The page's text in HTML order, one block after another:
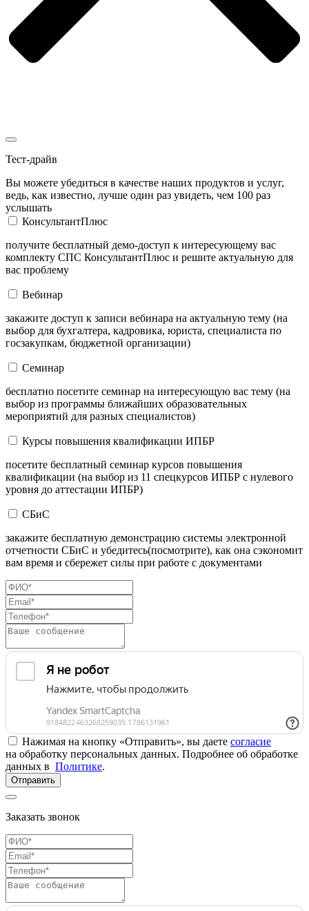
Тест-драйв
Вы можете убедиться в качестве наших продуктов и услуг,
ведь, как известно, лучше один раз увидеть, чем 100 раз
услышать
КонсультантПлюс
получите бесплатный демо-доступ к интересующему вас
комплекту СПС КонсультантПлюс и решите актуальную для
вас проблему
Вебинар
закажите доступ к записи вебинара на актуальную тему (на
выбор для бухгалтера, кадровика, юриста, специалиста по
госзакупкам, бюджетной организации)
Семинар
бесплатно посетите семинар на интересующую вас тему (на
выбор из программы ближайших образовательных
мероприятий для разных специалистов)
Курсы повышения квалификации ИПБР
посетите бесплатный семинар курсов повышения
квалификации (на выбор из 11 спецкурсов ИПБР с нулевого
уровня до аттестации ИПБР)
СБиС
закажите бесплатную демонстрацию системы электронной
отчетности СБиС и убедитесь(посмотрите), как она сэкономит
вам время и сбережет силы при работе с документами
Нажимая на кнопку «Отправить», вы даете согласие
на обработку персональных данных. Подробнее об обработке
данных в Политике.
Отправить
Заказать звонок